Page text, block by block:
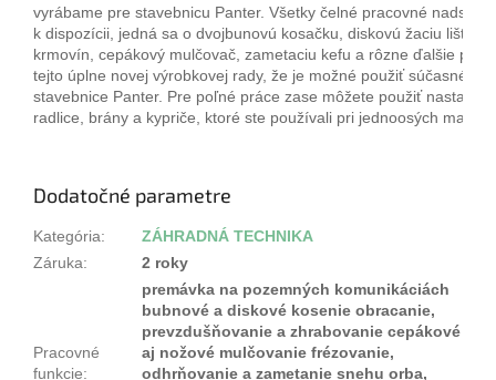
vyrábame pre stavebnicu Panter. Všetky čelné pracovné
k dispozícii, jedná sa o dvojbunovú kosačku, diskovú žaciu lištu,
krmovín, cepákový mulčovač, zametaciu kefu a rôzne ďalšie
tejto úplne novej výrobkovej rady, že je možné použiť súčasné
stavebnice Panter. Pre poľné práce zase môžete použiť
radlice, brány a kypriče, ktoré ste používali pri jednoosých
Dodatočné parametre
Kategória:
ZÁHRADNÁ TECHNIKA
Záruka: 2 roky
Pracovné
funkcie:
premávka na pozemných komunikáciách
bubnové a diskové kosenie obracanie,
prevzdušňovanie a zhrabovanie cepákové
aj nožové mulčovanie frézovanie,
odhrňovanie a zametanie snehu orba,